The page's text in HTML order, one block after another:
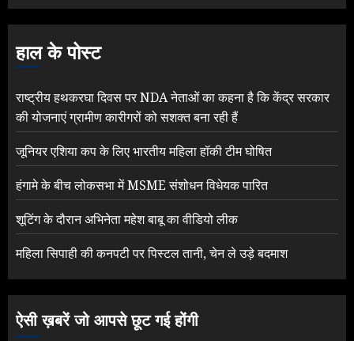
हाल के पोस्ट
राष्ट्रीय हथकरघा दिवस पर NDA नेताओं का कहना है कि केंद्र सरकार
की योजनाएं ग्रामीण कारीगरों को सशक्त बना रही हैं
जूनियर एशिया कप के लिए भारतीय महिला हॉकी टीम घोषित
हंगामे के बीच लोकसभा में MSME संशोधन विधेयक पारित
शूटिंग के दौरान अभिनेता महेश बाबू का वीडियो लीक
महिला सिपाही की कनपटी पर पिस्टल तानी, चेन ले उड़े बदमाश
ऐसी ख़बरें जो आपसे छूट गई होंगी